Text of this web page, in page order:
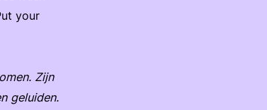
your
Zijn
geluiden.